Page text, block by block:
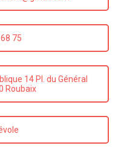
75
14 Pl. du Général
Roubaix